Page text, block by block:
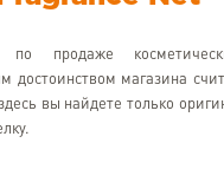
по продаже
достоинством магазина
вы найдете только